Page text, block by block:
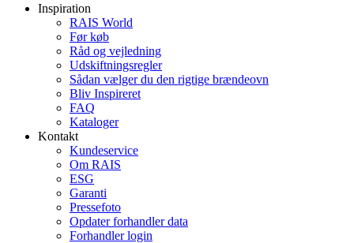
Inspiration
RAIS World
Før køb
Råd og vejledning
Udskiftningsregler
Sådan vælger du den rigtige brændeovn
Bliv Inspireret
FAQ
Kataloger
Kontakt
Kundeservice
Om RAIS
ESG
Garanti
Pressefoto
Opdater forhandler data
Forhandler login